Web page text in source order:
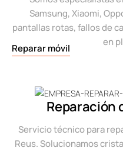
Samsung, Xiaomi,
pantallas rotas, fallos de
en
Reparar móvil
Reparación
Servicio técnico para
Reus. Solucionamos